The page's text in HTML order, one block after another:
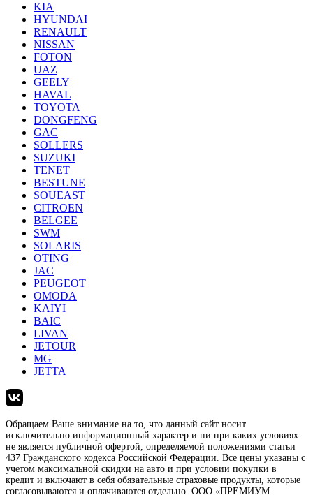
KIA
HYUNDAI
RENAULT
NISSAN
FOTON
UAZ
GEELY
HAVAL
TOYOTA
DONGFENG
GAC
SOLLERS
SUZUKI
TENET
BESTUNE
SOUEAST
CITROEN
BELGEE
SWM
SOLARIS
OTING
JAC
PEUGEOT
OMODA
KAIYI
BAIC
LIVAN
JETOUR
MG
JETTA
Обращаем Ваше внимание на то, что данный сайт носит
исключительно информационный характер и ни при каких условиях
не является публичной офертой, определяемой положениями статьи
437 Гражданского кодекса Российской Федерации. Все цены указаны с
учетом максимальной скидки на авто и при условии покупки в
кредит и включают в себя обязательные страховые продукты, которые
согласовываются и оплачиваются отдельно. ООО «ПРЕМИУМ